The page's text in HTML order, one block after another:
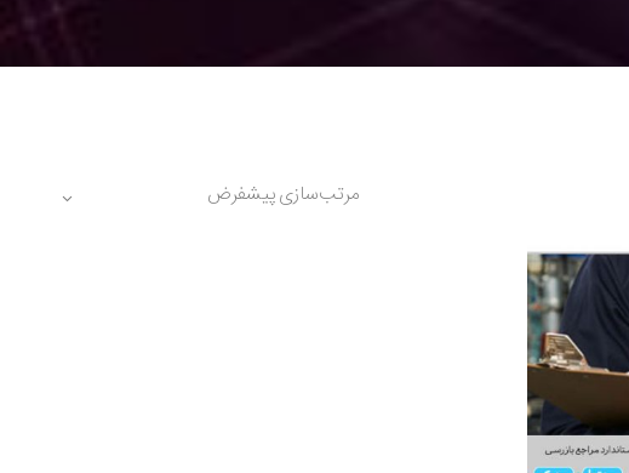
مرتب‌سازی پیشفرض